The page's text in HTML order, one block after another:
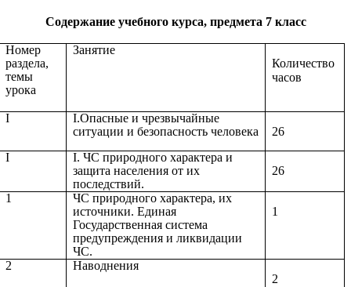
Содержание учебного курса, предмета 7 класс
Номер
раздела,
темы
урока
Занятие
Количество
часов
I
I.Опасные и чрезвычайные
ситуации и безопасность человека
26
I
I. ЧС природного характера и
защита населения от их
последствий.
26
1
ЧС природного характера, их
источники. Единая
Государственная система
предупреждения и ликвидации
ЧС.
1
2
Наводнения
2